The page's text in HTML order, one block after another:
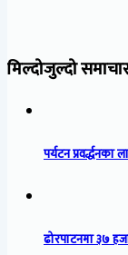
मिल्दोजुल्दो
पर्यटन
ढोरपाटनमा ३७